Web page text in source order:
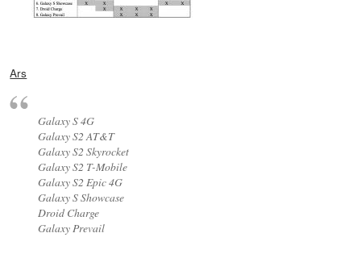
Ars
Galaxy S 4G
Galaxy S2 AT&T
Galaxy S2 Skyrocket
Galaxy S2 T-Mobile
Galaxy S2 Epic 4G
Galaxy S Showcase
Droid Charge
Galaxy Prevail